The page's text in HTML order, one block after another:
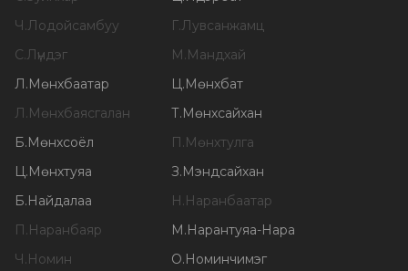
Ч.Лодойсамбуу Г.Лувсанжамц
С.Лүндэг М.Мандхай
Л.Мөнхбаатар Ц.Мөнхбат
Л.Мөнхбаясгалан Т.Мөнхсайхан
Б.Мөнхсоёл П.Мөнхтулга
Ц.Мөнхтуяа З.Мэндсайхан
Б.Найдалаа Н.Наранбаатар
П.Наранбаяр М.Нарантуяа-Нара
Ч.Номин О.Номинчимэг